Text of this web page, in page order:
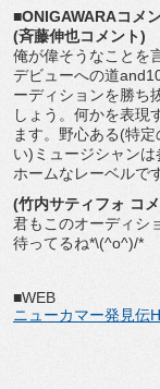
■ONIGAWARAコメ
(斉藤伸也コメント)
俺が偉そうなことを
デビューへの道
ーディションを勝ち
しょう。何かを表現
ます。野心ある(特
い)ミュージシャン
ホームなレーベルで
(竹内サティフォ コ
君もこのオーディシ
待ってるね*\(^o^)/*
■WEB
ニューカマー発見伝